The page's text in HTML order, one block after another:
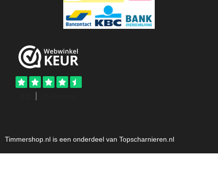
Timmershop.nl is een onderdeel van Topscharnieren.nl